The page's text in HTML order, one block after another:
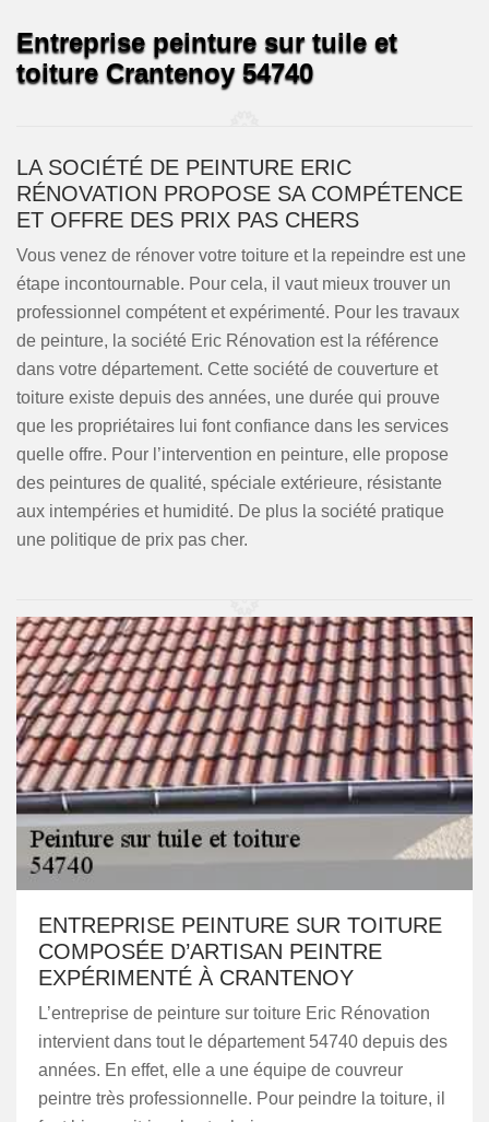
Entreprise peinture sur tuile et
toiture Crantenoy 54740
LA SOCIÉTÉ DE PEINTURE ERIC
RÉNOVATION PROPOSE SA COMPÉTENCE
ET OFFRE DES PRIX PAS CHERS
Vous venez de rénover votre toiture et la repeindre est une
étape incontournable. Pour cela, il vaut mieux trouver un
professionnel compétent et expérimenté. Pour les travaux
de peinture, la société Eric Rénovation est la référence
dans votre département. Cette société de couverture et
toiture existe depuis des années, une durée qui prouve
que les propriétaires lui font confiance dans les services
quelle offre. Pour l’intervention en peinture, elle propose
des peintures de qualité, spéciale extérieure, résistante
aux intempéries et humidité. De plus la société pratique
une politique de prix pas cher.
ENTREPRISE PEINTURE SUR TOITURE
COMPOSÉE D’ARTISAN PEINTRE
EXPÉRIMENTÉ À CRANTENOY
L’entreprise de peinture sur toiture Eric Rénovation
intervient dans tout le département 54740 depuis des
années. En effet, elle a une équipe de couvreur
peintre très professionnelle. Pour peindre la toiture, il